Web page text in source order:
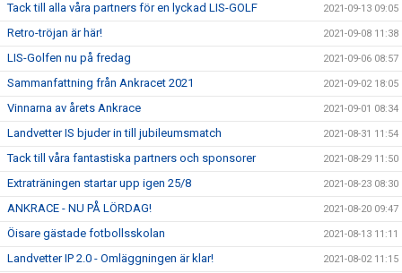
Tack till alla våra partners för en lyckad LIS-GOLF 2021-09-13 09:05
Retro-tröjan är här! 2021-09-08 11:38
LIS-Golfen nu på fredag 2021-09-06 08:57
Sammanfattning från Ankracet 2021 2021-09-02 18:05
Vinnarna av årets Ankrace 2021-09-01 08:34
Landvetter IS bjuder in till jubileumsmatch 2021-08-31 11:54
Tack till våra fantastiska partners och sponsorer 2021-08-29 11:50
Extraträningen startar upp igen 25/8 2021-08-23 08:30
ANKRACE - NU PÅ LÖRDAG! 2021-08-20 09:47
Öisare gästade fotbollsskolan 2021-08-13 11:11
Landvetter IP 2.0 - Omläggningen är klar! 2021-08-02 11:15